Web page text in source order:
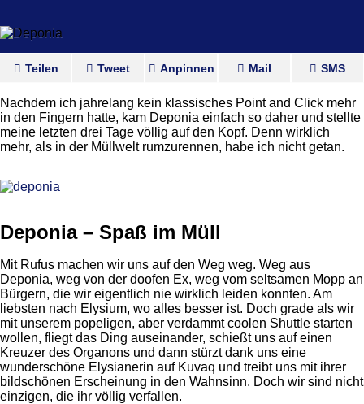
Teilen Tweet Anpinnen Mail SMS
Nachdem ich jahrelang kein klassisches Point and Click mehr
in den Fingern hatte, kam Deponia einfach so daher und stellte
meine letzten drei Tage völlig auf den Kopf. Denn wirklich
mehr, als in der Müllwelt rumzurennen, habe ich nicht getan.
Deponia – Spaß im Müll
Mit Rufus machen wir uns auf den Weg weg. Weg aus
Deponia, weg von der doofen Ex, weg vom seltsamen Mopp an
Bürgern, die wir eigentlich nie wirklich leiden konnten. Am
liebsten nach Elysium, wo alles besser ist. Doch grade als wir
mit unserem popeligen, aber verdammt coolen Shuttle starten
wollen, fliegt das Ding auseinander, schießt uns auf einen
Kreuzer des Organons und dann stürzt dank uns eine
wunderschöne Elysianerin auf Kuvaq und treibt uns mit ihrer
bildschönen Erscheinung in den Wahnsinn. Doch wir sind nicht
einzigen, die ihr völlig verfallen.